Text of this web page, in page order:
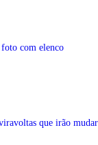
com elenco
que irão mudar